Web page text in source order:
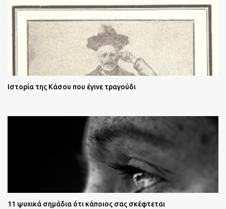
Ιστορία της Κάσου που έγινε τραγούδι
11 ψυχικά σημάδια ότι κάποιος σας σκέφτεται